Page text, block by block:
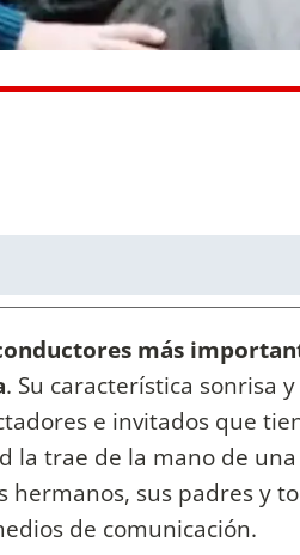
más
. Su característica sonrisa
e invitados que
la trae de la mano de una
hermanos, sus padres y
de comunicación.